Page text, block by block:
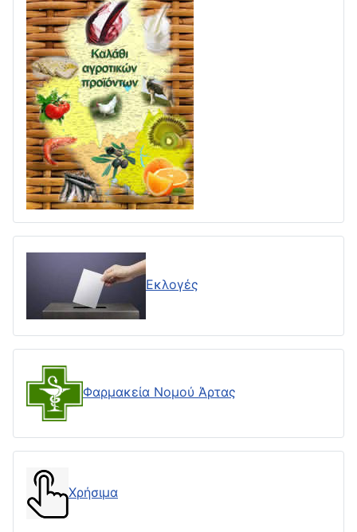
Εκλογές
Φαρμακεία Νομού Άρτας
Χρήσιμα